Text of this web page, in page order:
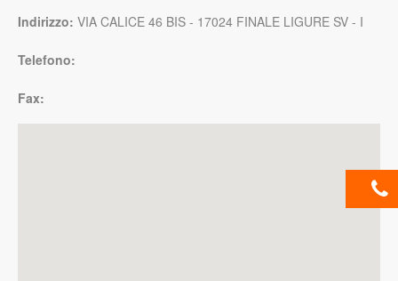
Indirizzo: VIA CALICE 46 BIS - 17024 FINALE LIGURE SV - I
Telefono:
Fax: